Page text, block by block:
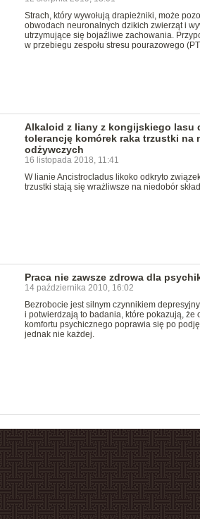
Strach, który wywołują drapieżniki, może
obwodach neuronalnych dzikich zwierząt i
utrzymujące się bojaźliwe zachowania.
w przebiegu zespołu stresu pourazowego
Alkaloid z liany z kongijskiego lasu
tolerancję komórek raka trzustki na
odżywczych
16 listopada 2018, 11:41
W lianie Ancistrocladus likoko odkryto
trzustki stają się wrażliwsze na niedobór
Praca nie zawsze zdrowa dla
14 października 2010, 16:02
Bezrobocie jest silnym czynnikiem
i potwierdzają to badania, które pokazują, że
komfortu psychicznego poprawia się po
jednak nie każdej.